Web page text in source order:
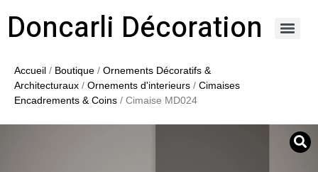
Doncarli Décoration
Accueil / Boutique / Ornements Décoratifs &
Architecturaux / Ornements d'interieurs / Cimaises
Encadrements & Coins / Cimaise MD024